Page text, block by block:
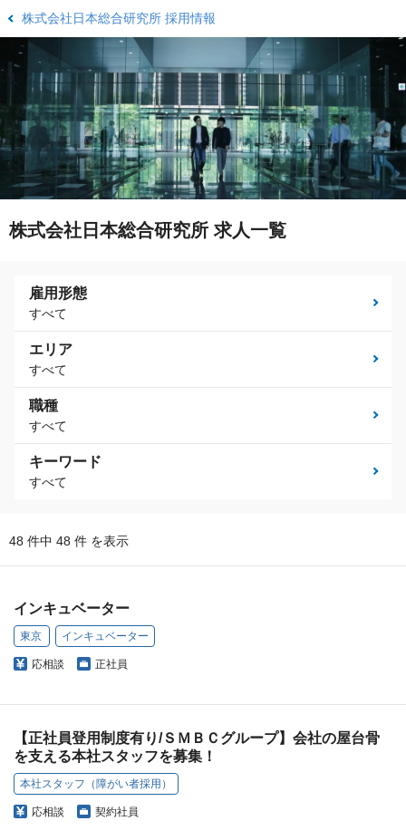
株式会社日本総合研究所 採用情報
株式会社日本総合研究所 求人一覧
雇用形態
すべて
エリア
すべて
職種
すべて
キーワード
すべて
48 件中 48 件 を表示
インキュベーター
東京 インキュベーター
応相談 正社員
【正社員登用制度有り/ＳＭＢＣグループ】会社の屋台骨
を支える本社スタッフを募集！
本社スタッフ（障がい者採用）
応相談 契約社員